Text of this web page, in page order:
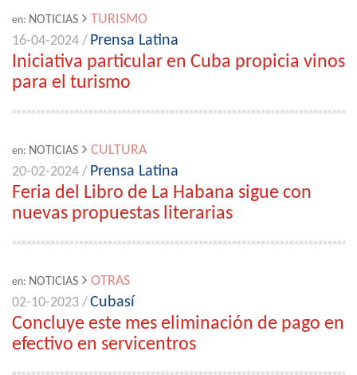
en: NOTICIAS
TURISMO
16-04-2024 / Prensa Latina
Iniciativa particular en Cuba propicia vinos
para el turismo
en: NOTICIAS
CULTURA
20-02-2024 / Prensa Latina
Feria del Libro de La Habana sigue con
nuevas propuestas literarias
en: NOTICIAS
OTRAS
02-10-2023 /Cubasí
Concluye este mes eliminación de pago en
efectivo en servicentros